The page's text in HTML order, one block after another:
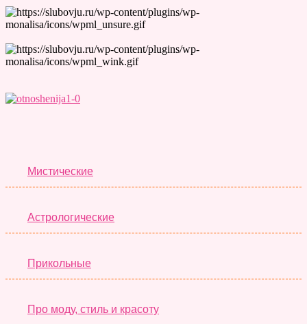
Мистические
Астрологические
Прикольные
Про моду, стиль и красоту